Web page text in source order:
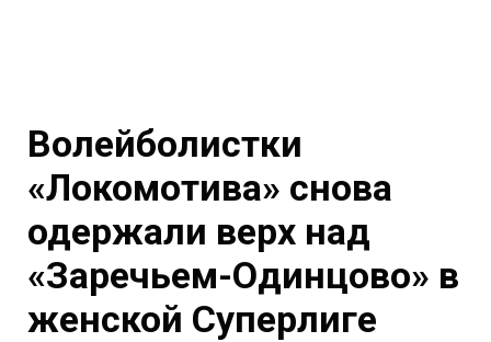
Волейболистки
«Локомотива» снова
одержали верх над
«Заречьем-Одинцово» в
женской Суперлиге